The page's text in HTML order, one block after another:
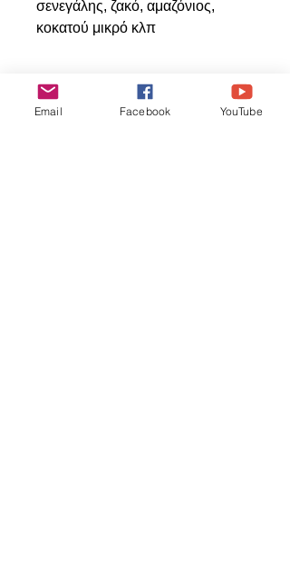
σενεγάλης, ζακό, αμαζόνιος,
κοκατού μικρό κλπ
Relaterede
Email Facebook YouTube